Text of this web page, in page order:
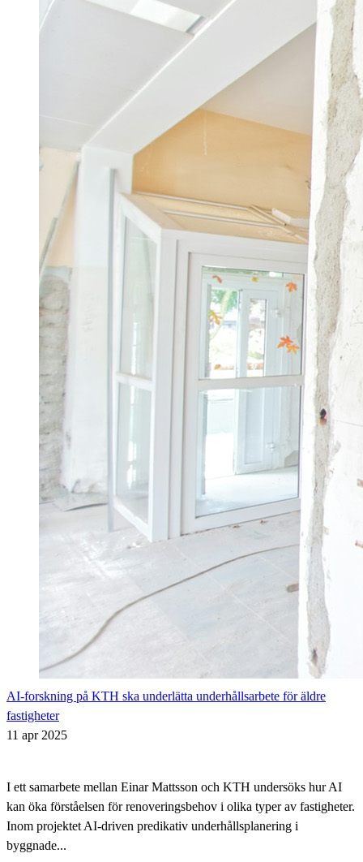
AI-forskning på KTH ska underlätta underhållsarbete för äldre
fastigheter
11 apr 2025
I ett samarbete mellan Einar Mattsson och KTH undersöks hur AI
kan öka förståelsen för renoveringsbehov i olika typer av fastigheter.
Inom projektet AI-driven predikativ underhållsplanering i
byggnade...